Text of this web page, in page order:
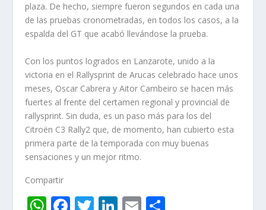
plaza. De hecho, siempre fueron segundos en cada una
de las pruebas cronometradas, en todos los casos, a la
espalda del GT que acabó llevándose la prueba.
Con los puntos logrados en Lanzarote, unido a la
victoria en el Rallysprint de Arucas celebrado hace unos
meses, Oscar Cabrera y Aitor Cambeiro se hacen más
fuertes al frente del certamen regional y provincial de
rallysprint. Sin duda, es un paso más para los del
Citroën C3 Rally2 que, de momento, han cubierto esta
primera parte de la temporada con muy buenas
sensaciones y un mejor ritmo.
Compartir